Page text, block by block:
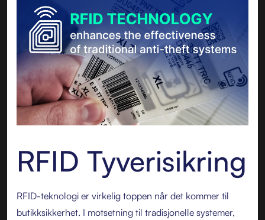
RFID Tyverisikring
RFID-teknologi er virkelig toppen når det kommer til
butikksikkerhet. I motsetning til tradisjonelle systemer,